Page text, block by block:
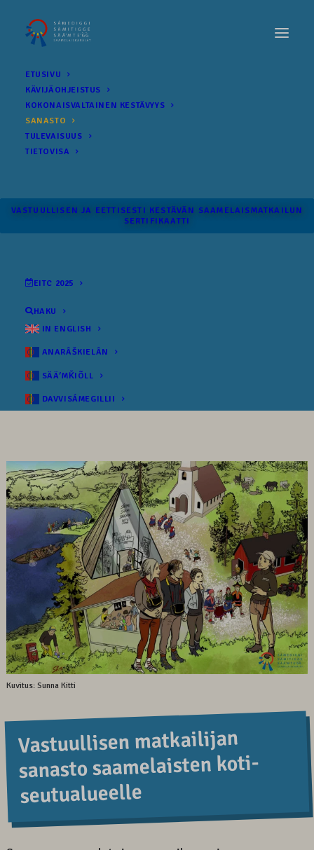
ETUSIVU
KÄVIJÄOHJEISTUS
KOKONAIS­VALTAINEN KESTÄVYYS
SANASTO
TULEVAISUUS
TIETOVISA
VASTUULLISEN JA EETTISESTI KESTÄVÄN SAAMELAISMATKAILUN
SERTIFIKAATTI
EITC 2025
HAKU
IN ENGLISH
ANARÂŠKIELÂN
SÄÄʹMǨIÕLL
DAVVISÁMEGILLII
Kuvitus: Sunna Kitti
Vastuul­lisen matkai­lijan
sanasto saame­laisten koti­
seutu­alueel­le